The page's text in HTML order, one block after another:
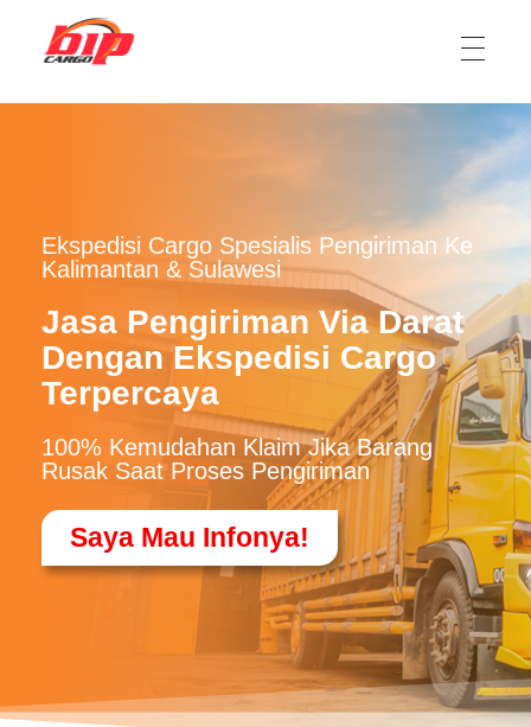
Ekspedisi Jakarta Kalimantan, Ekspedisi Jakarta Sulawesi
Ekspedisi cargo jasa pengiriman barang dari Jakarta, Jabodetabek ke Kalimantan dan Sulawesi
Ekspedisi Cargo Spesialis Pengiriman Ke
Kalimantan & Sulawesi
Jasa Pengiriman Via Darat
Dengan Ekspedisi Cargo
Terpercaya
100% Kemudahan Klaim Jika Barang
Rusak Saat Proses Pengiriman
Saya Mau Infonya!